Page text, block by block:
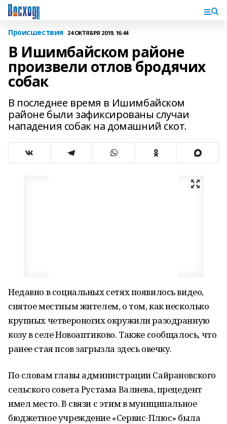
Происшествия 24 ОКТЯБРЯ 2019, 16:44
В Ишимбайском районе
произвели отлов бродячих
собак
В последнее время в Ишимбайском
районе были зафиксированы случаи
нападения собак на домашний скот.
Недавно в социальных сетях появилось видео,
снятое местным жителем, о том, как несколько
крупных четвероногих окружили разодранную
козу в селе Новоаптиково. Также сообщалось, что
ранее стая псов загрызла здесь овечку.
По словам главы администрации Сайрановского
сельского совета Рустама Валиева, прецедент
имел место. В связи с этим в муниципальное
бюджетное учреждение «Сервис-Плюс» была